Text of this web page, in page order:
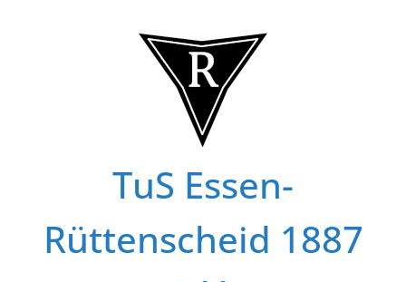
TuS Essen-
Rüttenscheid 1887